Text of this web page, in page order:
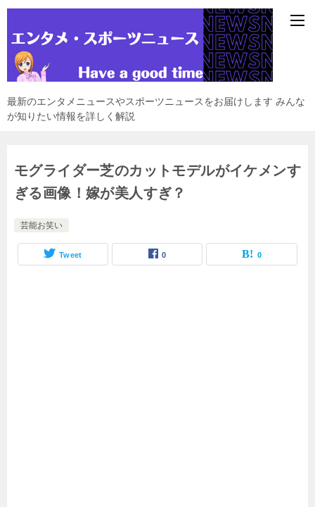
最新のエンタメニュースやスポーツニュースをお届けします みんな
が知りたい情報を詳しく解説
モグライダー芝のカットモデルがイケメンす
ぎる画像！嫁が美人すぎ？
芸能お笑い
Tweet 0 0